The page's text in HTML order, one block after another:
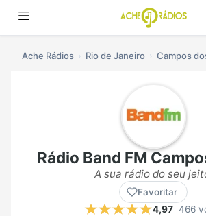
Ache Rádios Rio de Janeiro Campos
Rádio Band FM
A sua rádio do seu
Favoritar
4,97 466